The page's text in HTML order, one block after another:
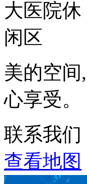
美的空
心享受。
联系我们
查看地图